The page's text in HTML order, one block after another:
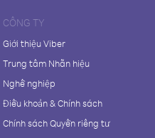
CÔNG TY
Giới thiệu Viber
Trung tâm Nhãn hiệu
Nghề nghiệp
Điều khoản & Chính sách
Chính sách Quyền riêng tư